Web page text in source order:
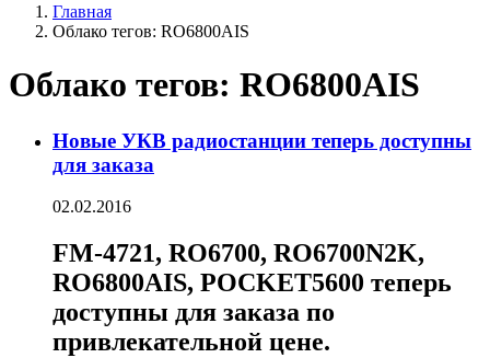
Главная
Облако тегов: RO6800AIS
Облако тегов: RO6800AIS
Новые УКВ радиостанции теперь доступны
для заказа
02.02.2016
FM-4721, RO6700, RO6700N2K,
RO6800AIS, POCKET5600 теперь
доступны для заказа по
привлекательной цене.